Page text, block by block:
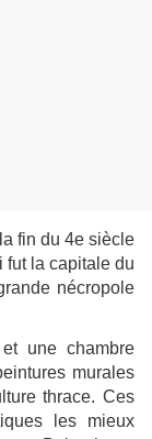
fin du 4e siècle
fut la capitale du
nécropole
une chambre
murales
thrace. Ces
les mieux